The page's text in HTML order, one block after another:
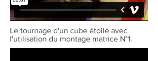
Le tournage d'un cube étoilé avec
l'utilisation du montage matrice N°1.